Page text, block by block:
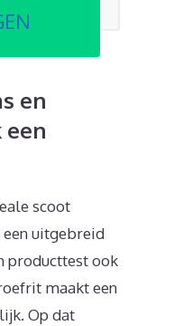
en
scoot
uitgebreid
producttest ook
maakt een
Op dat